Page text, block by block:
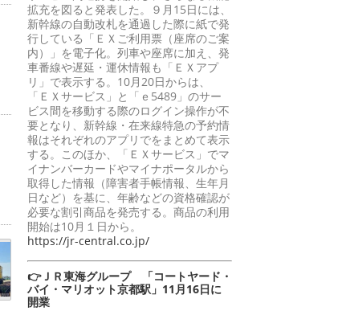
拡充を図ると発表した。９月15日には、
新幹線の自動改札を通過した際に紙で発
行している「ＥＸご利用票（座席のご案
内）」を電子化。列車や座席に加え、発
車番線や遅延・運休情報も「ＥＸアプ
リ」で表示する。10月20日からは、
「ＥＸサービス」と「ｅ5489」のサー
ビス間を移動する際のログイン操作が不
要となり、新幹線・在来線特急の予約情
報はそれぞれのアプリでをまとめて表示
する。このほか、「ＥＸサービス」でマ
イナンバーカードやマイナポータルから
取得した情報（障害者手帳情報、生年月
日など）を基に、年齢などの資格確認が
必要な割引商品を発売する。商品の利用
開始は10月１日から。
https://jr-central.co.jp/
👉ＪＲ東海グループ 「コートヤード・
バイ・マリオット京都駅」11月16日に
開業